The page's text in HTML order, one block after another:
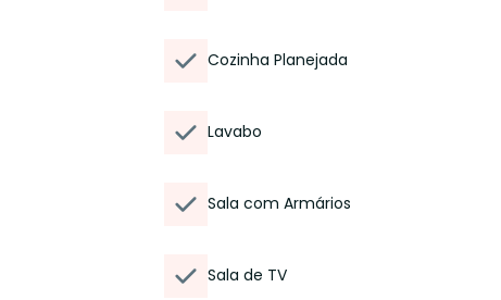
Cozinha Planejada
Lavabo
Sala com Armários
Sala de TV